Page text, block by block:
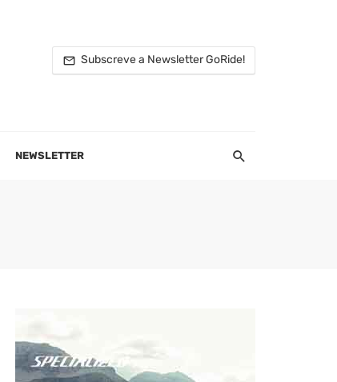
Subscreve a Newsletter GoRide!
NEWSLETTER